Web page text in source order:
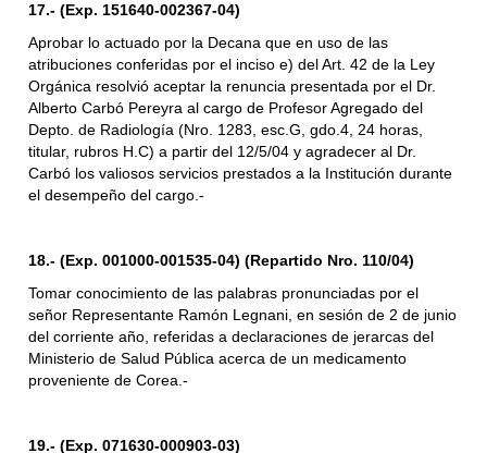
17.- (Exp. 151640-002367-04)
Aprobar lo actuado por la Decana que en uso de las
atribuciones conferidas por el inciso e) del Art. 42 de la Ley
Orgánica resolvió aceptar la renuncia presentada por el Dr.
Alberto Carbó Pereyra al cargo de Profesor Agregado del
Depto. de Radiología (Nro. 1283, esc.G, gdo.4, 24 horas,
titular, rubros H.C) a partir del 12/5/04 y agradecer al Dr.
Carbó los valiosos servicios prestados a la Institución durante
el desempeño del cargo.-
18.- (Exp. 001000-001535-04) (Repartido Nro. 110/04)
Tomar conocimiento de las palabras pronunciadas por el
señor Representante Ramón Legnani, en sesión de 2 de junio
del corriente año, referidas a declaraciones de jerarcas del
Ministerio de Salud Pública acerca de un medicamento
proveniente de Corea.-
19.- (Exp. 071630-000903-03)